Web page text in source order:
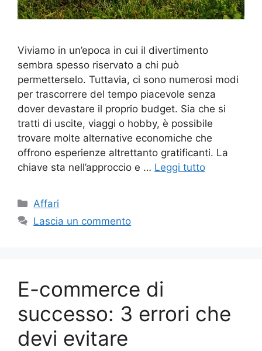
Viviamo in un’epoca in cui il divertimento
sembra spesso riservato a chi può
permetterselo. Tuttavia, ci sono numerosi modi
per trascorrere del tempo piacevole senza
dover devastare il proprio budget. Sia che si
tratti di uscite, viaggi o hobby, è possibile
trovare molte alternative economiche che
offrono esperienze altrettanto gratificanti. La
chiave sta nell’approccio e … Leggi tutto
Categorie
Affari
Lascia un commento
E-commerce di
successo: 3 errori che
devi evitare